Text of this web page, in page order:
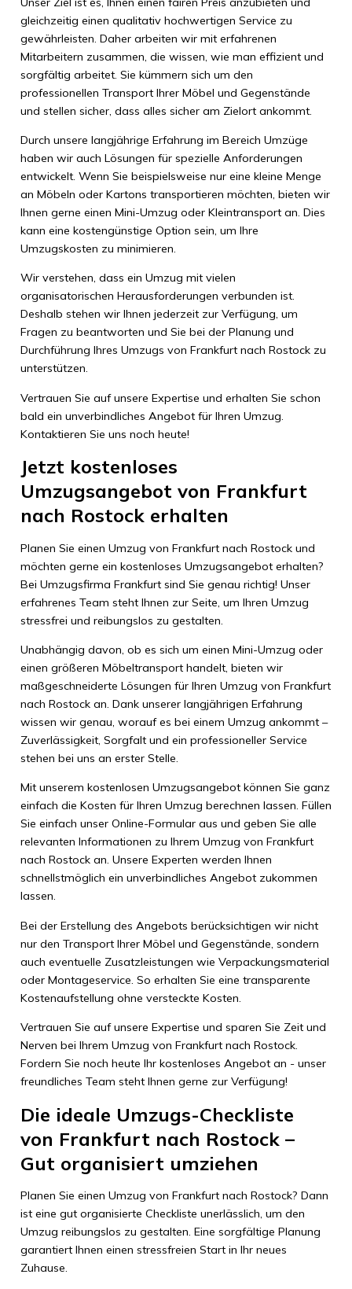
gleichzeitig einen qualitativ hochwertigen Service zu
gewährleisten. Daher arbeiten wir mit erfahrenen
Mitarbeitern zusammen, die wissen, wie man effizient und
sorgfältig arbeitet. Sie kümmern sich um den
professionellen Transport Ihrer Möbel und Gegenstände
und stellen sicher, dass alles sicher am Zielort ankommt.
Durch unsere langjährige Erfahrung im Bereich Umzüge
haben wir auch Lösungen für spezielle Anforderungen
entwickelt. Wenn Sie beispielsweise nur eine kleine Menge
an Möbeln oder Kartons transportieren möchten, bieten wir
Ihnen gerne einen Mini-Umzug oder Kleintransport an. Dies
kann eine kostengünstige Option sein, um Ihre
Umzugskosten zu minimieren.
Wir verstehen, dass ein Umzug mit vielen
organisatorischen Herausforderungen verbunden ist.
Deshalb stehen wir Ihnen jederzeit zur Verfügung, um
Fragen zu beantworten und Sie bei der Planung und
Durchführung Ihres Umzugs von Frankfurt nach Rostock zu
unterstützen.
Vertrauen Sie auf unsere Expertise und erhalten Sie schon
bald ein unverbindliches Angebot für Ihren Umzug.
Kontaktieren Sie uns noch heute!
Jetzt kostenloses
Umzugsangebot von Frankfurt
nach Rostock erhalten
Planen Sie einen Umzug von Frankfurt nach Rostock und
möchten gerne ein kostenloses Umzugsangebot erhalten?
Bei Umzugsfirma Frankfurt sind Sie genau richtig! Unser
erfahrenes Team steht Ihnen zur Seite, um Ihren Umzug
stressfrei und reibungslos zu gestalten.
Unabhängig davon, ob es sich um einen Mini-Umzug oder
einen größeren Möbeltransport handelt, bieten wir
maßgeschneiderte Lösungen für Ihren Umzug von Frankfurt
nach Rostock an. Dank unserer langjährigen Erfahrung
wissen wir genau, worauf es bei einem Umzug ankommt –
Zuverlässigkeit, Sorgfalt und ein professioneller Service
stehen bei uns an erster Stelle.
Mit unserem kostenlosen Umzugsangebot können Sie ganz
einfach die Kosten für Ihren Umzug berechnen lassen. Füllen
Sie einfach unser Online-Formular aus und geben Sie alle
relevanten Informationen zu Ihrem Umzug von Frankfurt
nach Rostock an. Unsere Experten werden Ihnen
schnellstmöglich ein unverbindliches Angebot zukommen
lassen.
Bei der Erstellung des Angebots berücksichtigen wir nicht
nur den Transport Ihrer Möbel und Gegenstände, sondern
auch eventuelle Zusatzleistungen wie Verpackungsmaterial
oder Montageservice. So erhalten Sie eine transparente
Kostenaufstellung ohne versteckte Kosten.
Vertrauen Sie auf unsere Expertise und sparen Sie Zeit und
Nerven bei Ihrem Umzug von Frankfurt nach Rostock.
Fordern Sie noch heute Ihr kostenloses Angebot an - unser
freundliches Team steht Ihnen gerne zur Verfügung!
Die ideale Umzugs-Checkliste
von Frankfurt nach Rostock –
Gut organisiert umziehen
Planen Sie einen Umzug von Frankfurt nach Rostock? Dann
ist eine gut organisierte Checkliste unerlässlich, um den
Umzug reibungslos zu gestalten. Eine sorgfältige Planung
garantiert Ihnen einen stressfreien Start in Ihr neues
Zuhause.